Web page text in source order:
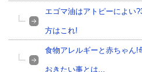
エゴマ油はアトピーによい
方はこれ!
食物アレルギーと赤ちゃん!
おきたい事とは...